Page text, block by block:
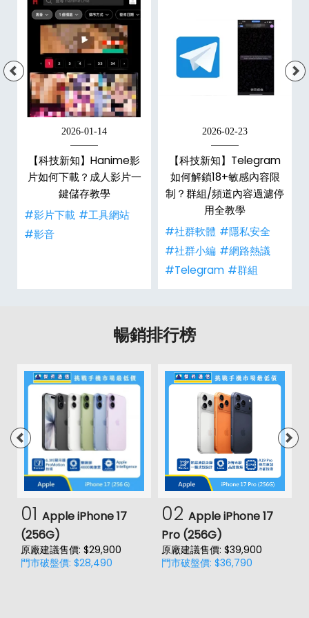
2026-01-14
【科技新知】Hanime影
片如何下載？成人影片一
鍵儲存教學
#影片下載 #工具網站
#影音
2026-02-23
【科技新知】Telegram
如何解鎖18+敏感內容限
制？群組/頻道內容過濾停
用全教學
#社群軟體 #隱私安全
#社群小編 #網路熱議
#Telegram #群組
暢銷排行榜
01 Apple iPhone 17
(256G)
原廠建議售價: $29,900
門市破盤價: $28,490
02 Apple iPhone 17
Pro (256G)
原廠建議售價: $39,900
門市破盤價: $36,790